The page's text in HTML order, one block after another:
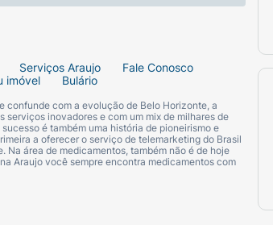
a criança personalizar a garrafinha
em temperatura ambiente ou
e para o lado. Insira a ponteira na narina
o processo na outra narina.
Atenção:
Serviços Araujo
Fale Conosco
imóvel Bulário
confunde com a evolução de Belo Horizonte, a
inovadores e com um mix de milhares de
é também uma história de pioneirismo e
a oferecer o serviço de telemarketing do Brasil
Na área de medicamentos, também não é de hoje
Araujo você sempre encontra medicamentos com